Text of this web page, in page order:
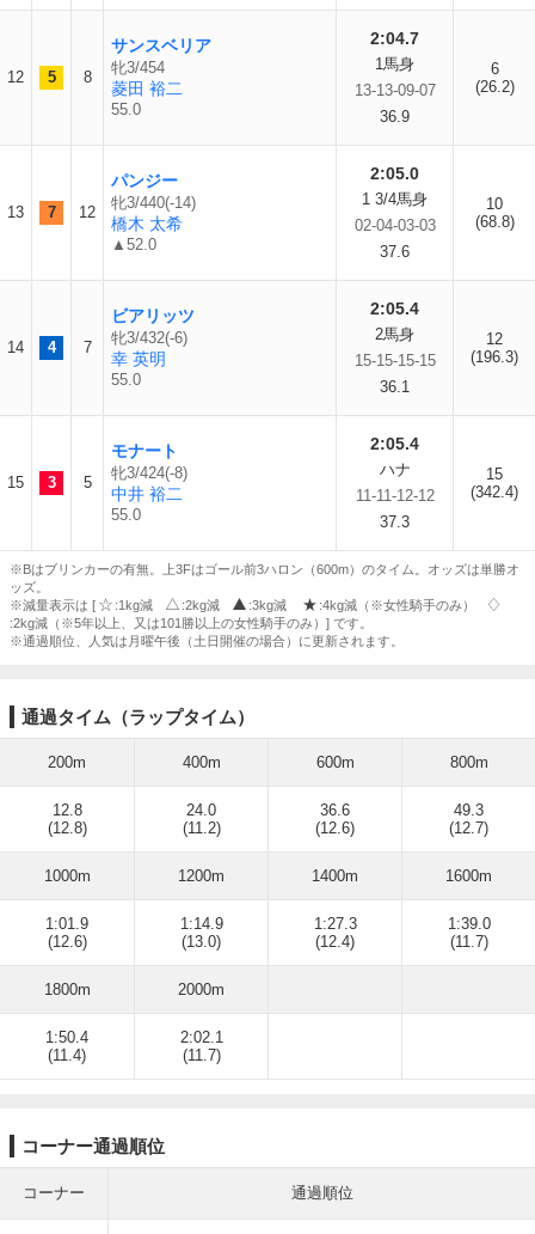
12 5 8
サンスベリア
牝3/454
菱田 裕二
55.0
2:04.7
1馬身
13-13-09-07
36.9
6
(26.2)
13 7 12
パンジー
牝3/440(-14)
橋木 太希
▲52.0
2:05.0
1 3/4馬身
02-04-03-03
37.6
10
(68.8)
14 4 7
ビアリッツ
牝3/432(-6)
幸 英明
55.0
2:05.4
2馬身
15-15-15-15
36.1
12
(196.3)
15 3 5
モナート
牝3/424(-8)
中井 裕二
55.0
2:05.4
ハナ
11-11-12-12
37.3
15
(342.4)
※Bはブリンカーの有無。上3Fはゴール前3ハロン（600m）のタイム。オッズは単勝オ
ッズ。
※減量表示は [
:1kg減 :2kg減 :3kg減
:4kg減（※女性騎手のみ）
:2kg減（※5年以上、又は101勝以上の女性騎手のみ）] です。
※通過順位、人気は月曜午後（土日開催の場合）に更新されます。
通過タイム（ラップタイム）
200m 400m 600m 800m
12.8
(12.8)
24.0
(11.2)
36.6
(12.6)
49.3
(12.7)
1000m 1200m 1400m 1600m
1:01.9
(12.6)
1:14.9
(13.0)
1:27.3
(12.4)
1:39.0
(11.7)
1800m 2000m
1:50.4
(11.4)
2:02.1
(11.7)
コーナー通過順位
コーナー 通過順位